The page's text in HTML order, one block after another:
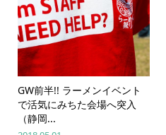
GW前半!! ラーメンイベント
で活気にみちた会場へ突入
（静岡...